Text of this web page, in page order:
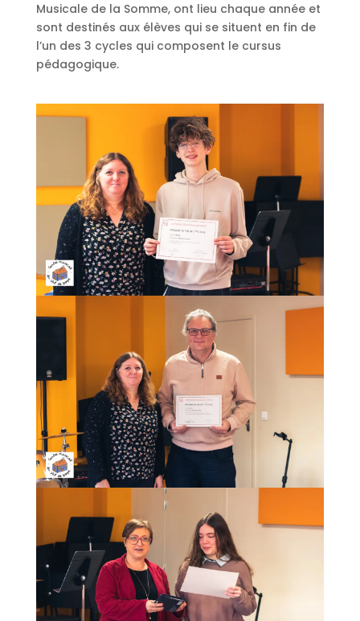
Musicale de la Somme, ont lieu chaque année et
sont destinés aux élèves qui se situent en fin de
l’un des 3 cycles qui composent le cursus
pédagogique.